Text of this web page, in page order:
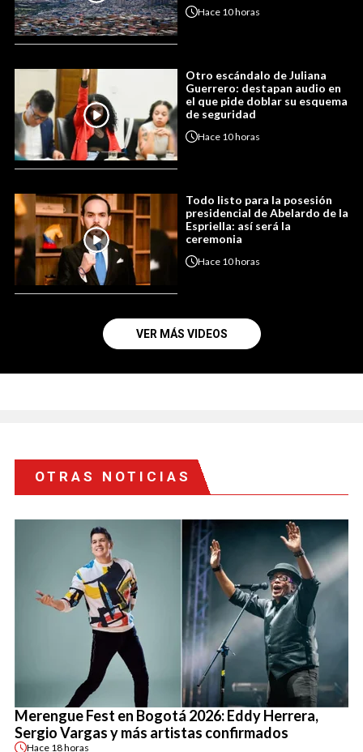
Hace 10 horas
Otro escándalo de Juliana
Guerrero: destapan audio en
el que pide doblar su esquema
de seguridad
Hace 10 horas
Todo listo para la posesión
presidencial de Abelardo de la
Espriella: así será la
ceremonia
Hace 10 horas
VER MÁS VIDEOS
OTRAS NOTICIAS
Merengue Fest en Bogotá 2026: Eddy Herrera,
Sergio Vargas y más artistas confirmados
Hace 18 horas